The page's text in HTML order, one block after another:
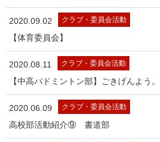
2020.09.02 クラブ・委員会活動
【体育委員会】
2020.08.11 クラブ・委員会活動
2020.06.09 クラブ・委員会活動
高校部活動紹介⑨ 書道部